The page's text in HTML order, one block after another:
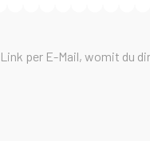
per E-Mail, womit du